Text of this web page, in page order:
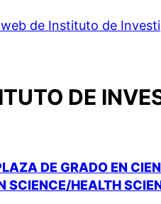
de Instituto de
DE
DE GRADO EN
SCIENCE/HEALTH